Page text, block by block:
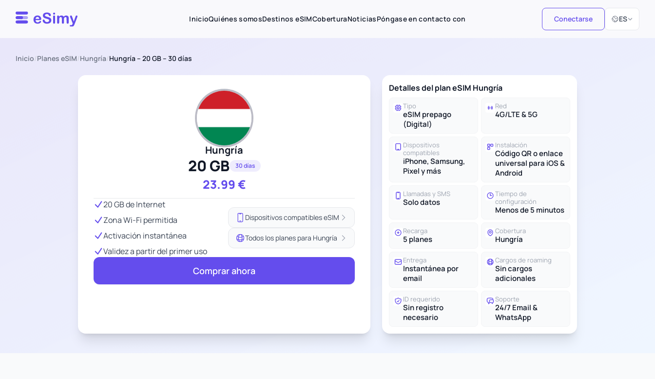
Esimy InicioQuiénes somosDestinos eSIMCoberturaNoticiasPóngase en contacto con Conectarse ES
Seleccionar
Inicio/Planes eSIM/Hungría/Hungría – 20 GB – 30 días
Hungría
20 GB 30 días
23.99€
20 GB de Internet
Zona Wi-Fi permitida
Activación instantánea
Validez a partir del primer uso
Dispositivos compatibles eSIM
Todos los planes para Hungría
Comprar ahora
Detalles del plan eSIM Hungría
Tipo
eSIM prepago
(Digital)
Red
4G/LTE & 5G
Dispositivos
compatibles
iPhone, Samsung,
Pixel y más
Instalación
Código QR o enlace
universal para iOS &
Android
Llamadas y SMS
Solo datos
Tiempo de
configuración
Menos de 5 minutos
Recarga
5 planes
Cobertura
Hungría
Entrega
Instantánea por
email
Cargos de roaming
Sin cargos
adicionales
ID requerido
Sin registro
necesario
Soporte
24/7 Email &
WhatsApp